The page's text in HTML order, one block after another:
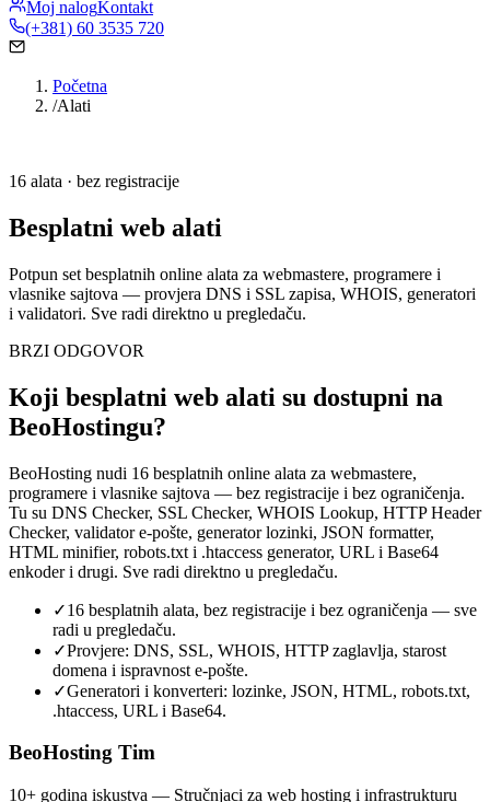
Moj nalogKontakt
(+381) 60 3535 720
Početna
/Alati
16 alata · bez registracije
Besplatni web alati
Potpun set besplatnih online alata za webmastere, programere i
vlasnike sajtova — provjera DNS i SSL zapisa, WHOIS, generatori
i validatori. Sve radi direktno u pregledaču.
BRZI ODGOVOR
Koji besplatni web alati su dostupni na
BeoHostingu?
BeoHosting nudi 16 besplatnih online alata za webmastere,
programere i vlasnike sajtova — bez registracije i bez ograničenja.
Tu su DNS Checker, SSL Checker, WHOIS Lookup, HTTP Header
Checker, validator e-pošte, generator lozinki, JSON formatter,
HTML minifier, robots.txt i .htaccess generator, URL i Base64
enkoder i drugi. Sve radi direktno u pregledaču.
✓16 besplatnih alata, bez registracije i bez ograničenja — sve
radi u pregledaču.
✓Provjere: DNS, SSL, WHOIS, HTTP zaglavlja, starost
domena i ispravnost e-pošte.
✓Generatori i konverteri: lozinke, JSON, HTML, robots.txt,
.htaccess, URL i Base64.
BeoHosting Tim
10+ godina iskustva — Stručnjaci za web hosting i infrastrukturu